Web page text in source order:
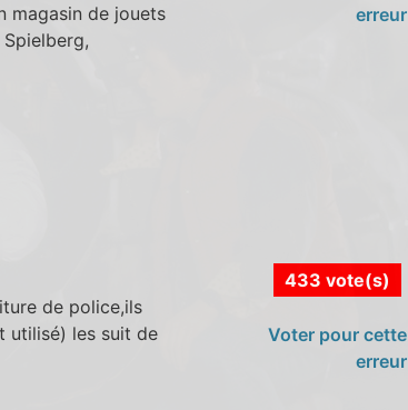
magasin de jouets
erreur
de police,ils
utilisé) les suit de
433 vote(s)
Voter pour cette
erreur